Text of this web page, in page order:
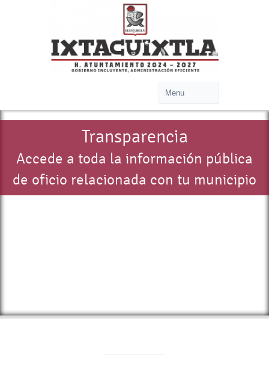
Transparencia
Accede a toda la información pública
de oficio relacionada con tu municipio